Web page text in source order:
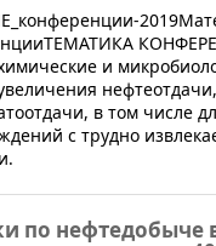
и
в том числе
с трудно
по нефтедобыче